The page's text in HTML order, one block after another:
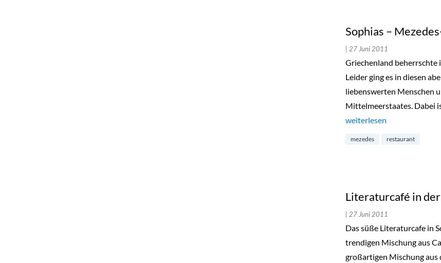
Sophias –
| 27 Juni 2011
Griechenland beherrschte
Leider ging es in diesen
liebenswerten Menschen
Mittelmeerstaates. Dabei
„Sophias – Mezedes-
weiterlesen
mezedes restaurant
Literaturcafé in
| 27 Juni 2011
Das süße Literaturcafe in
trendigen Mischung aus
großartigen Mischung aus